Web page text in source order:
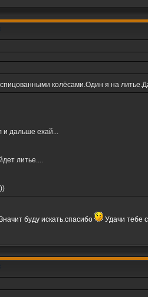
колёсами.Один я на
и дальше ехай...
литье....
буду искать.спасибо Удачи тебе